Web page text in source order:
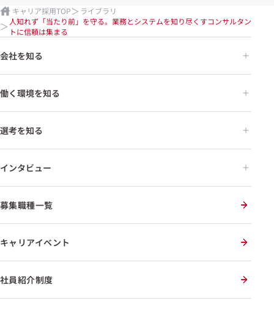
キャリア採用TOP
ライブラリ
人知れず「当たり前」を守る。業務とシステムを知り尽くすコンサルタン
トに信頼は集まる
会社を知る
働く環境を知る
選考を知る
インタビュー
募集職種一覧
キャリアイベント
社員紹介制度